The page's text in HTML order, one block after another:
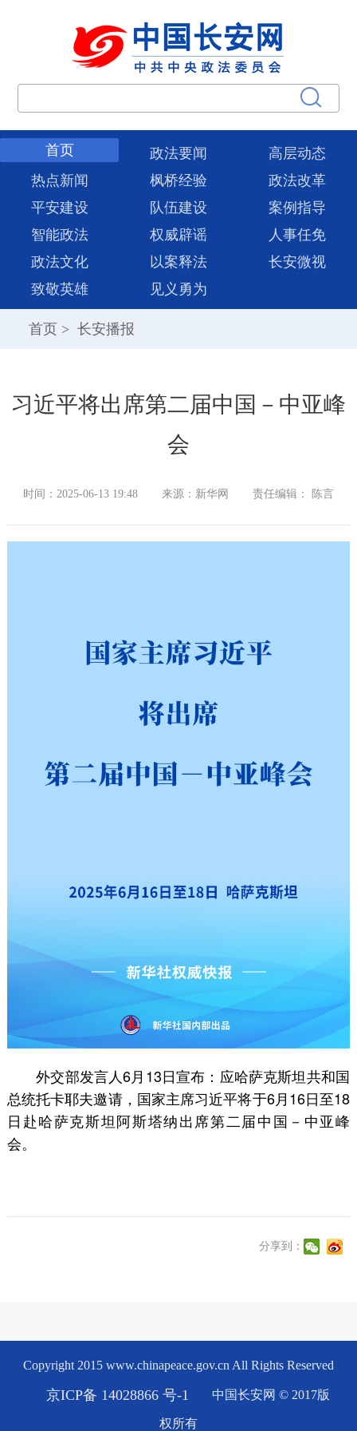
首页 政法要闻
高层动态
热点新闻
枫桥经验
政法改革
平安建设
队伍建设
案例指导
智能政法
权威辟谣
人事任免
政法文化
以案释法
长安微视
致敬英雄
见义勇为
首页 > 长安播报
习近平将出席第二届中国－中亚峰
会
时间：2025-06-13 19:48 来源：新华网 责任编辑： 陈言
外交部发言人6月13日宣布：应哈萨克斯坦共和国
总统托卡耶夫邀请，国家主席习近平将于6月16日至18
日赴哈萨克斯坦阿斯塔纳出席第二届中国－中亚峰
会。
分享到：
Copyright 2015 www.chinapeace.gov.cn All Rights Reserved
京ICP备 14028866 号-1 中国长安网 © 2017版
权所有